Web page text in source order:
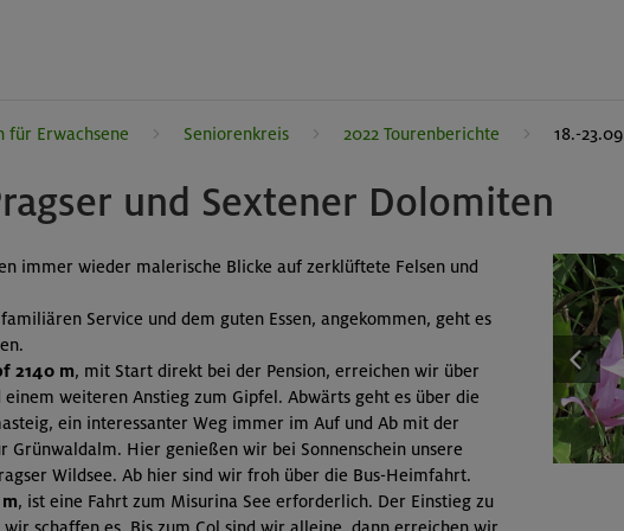
für Erwachsene Seniorenkreis 2022 Tourenberichte 18.-
und Sextener Dolomiten
immer wieder malerische Blicke auf zerklüftete Felsen und
Service und dem guten Essen, angekommen, geht es
2140 m, mit Start direkt bei der Pension, erreichen wir über
weiteren Anstieg zum Gipfel. Abwärts geht es über die
ein interessanter Weg immer im Auf und Ab mit der
Grünwaldalm. Hier genießen wir bei Sonnenschein unsere
Wildsee. Ab hier sind wir froh über die Bus-Heimfahrt.
, ist eine Fahrt zum Misurina See erforderlich. Der Einstieg zu